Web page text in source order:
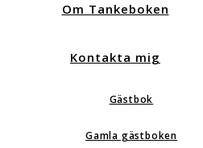
Om Tankeboken
Kontakta mig
Gästbok
Gamla gästboken